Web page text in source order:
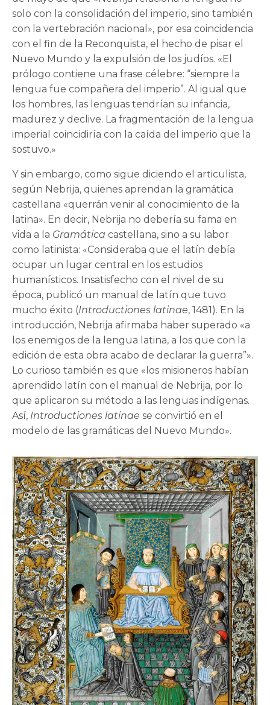
solo con la consolidación del imperio, sino también
con la vertebración nacional», por esa coincidencia
con el fin de la Reconquista, el hecho de pisar el
Nuevo Mundo y la expulsión de los judíos. «El
prólogo contiene una frase célebre: “siempre la
lengua fue compañera del imperio”. Al igual que
los hombres, las lenguas tendrían su infancia,
madurez y declive. La fragmentación de la lengua
imperial coincidiría con la caída del imperio que la
sostuvo.»
Y sin embargo, como sigue diciendo el articulista,
según Nebrija, quienes aprendan la gramática
castellana «querrán venir al conocimiento de la
latina». En decir, Nebrija no debería su fama en
vida a la Gramática castellana, sino a su labor
como latinista: «Consideraba que el latín debía
ocupar un lugar central en los estudios
humanísticos. Insatisfecho con el nivel de su
época, publicó un manual de latín que tuvo
mucho éxito (Introductiones latinae, 1481). En la
introducción, Nebrija afirmaba haber superado «a
los enemigos de la lengua latina, a los que con la
edición de esta obra acabo de declarar la guerra”».
Lo curioso también es que «los misioneros habían
aprendido latín con el manual de Nebrija, por lo
que aplicaron su método a las lenguas indígenas.
Así, Introductiones latinae se convirtió en el
modelo de las gramáticas del Nuevo Mundo».